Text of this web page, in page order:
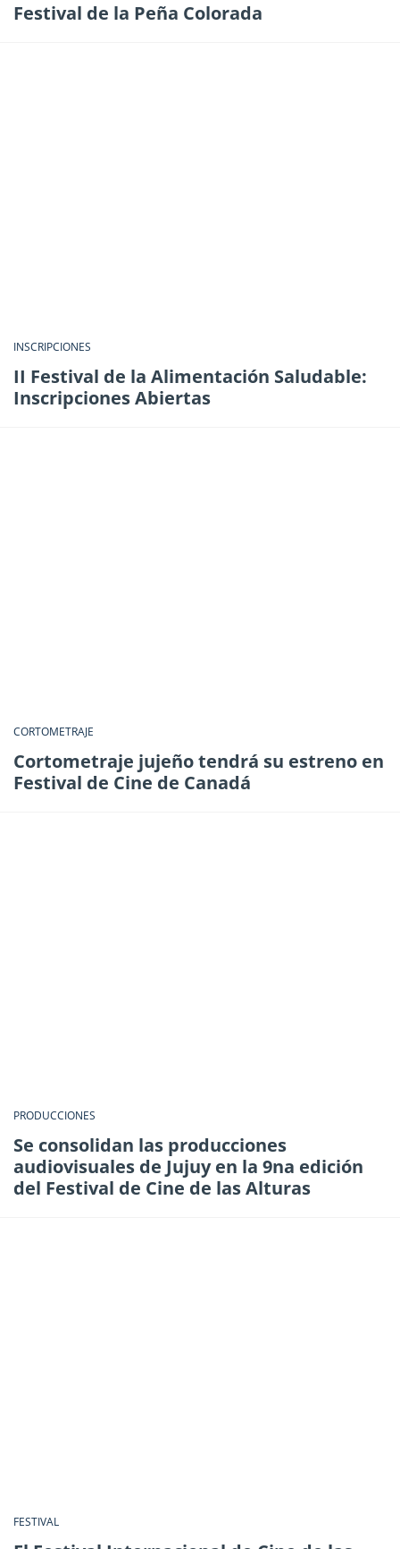
Festival de la Peña Colorada
INSCRIPCIONES
II Festival de la Alimentación Saludable:
Inscripciones Abiertas
CORTOMETRAJE
Cortometraje jujeño tendrá su estreno en
Festival de Cine de Canadá
PRODUCCIONES
Se consolidan las producciones
audiovisuales de Jujuy en la 9na edición
del Festival de Cine de las Alturas
FESTIVAL